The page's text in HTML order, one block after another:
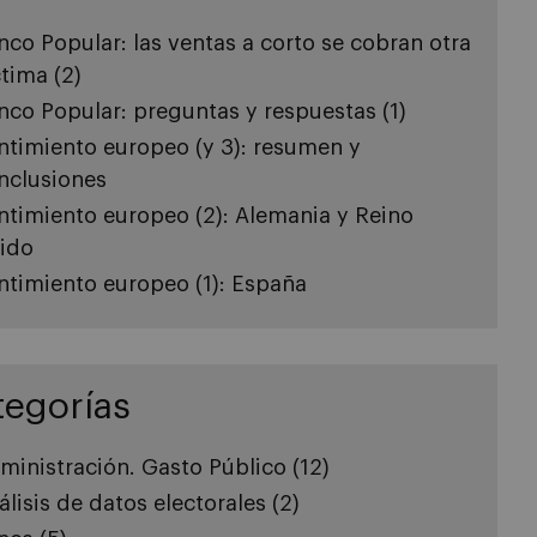
Popular: las ventas a corto se cobran otra
(2)
Popular: preguntas y respuestas (1)
europeo (y 3): resumen y
europeo (2): Alemania y Reino
europeo (1): España
Gasto Público (12)
de datos electorales (2)